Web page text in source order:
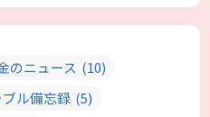
のニュース (10)
ブル備忘録 (5)